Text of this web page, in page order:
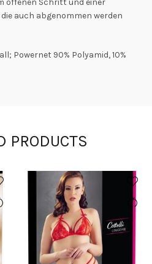
offenen Schritt und einer
auch abgenommen werden
Powernet 90% Polyamid, 10%
PRODUCTS